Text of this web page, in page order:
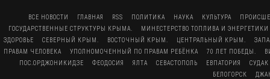
ВСЕ НОВОСТИ ГЛАВНАЯ RSS ПОЛИТИКА НАУКА КУЛЬТУРА
ГОСУДАРСТВЕННЫЕ СТРУКТУРЫ КРЫМА.
МИНЕСТЕРСТВО ТОПЛИВА И
ЗДОРОВЬЕ
СЕВЕРНЫЙ КРЫМ. ВОСТОЧНЫЙ КРЫМ. ЦЕНТРАЛЬНЫЙ КРЫМ.
ПРАВАМ ЧЕЛОВЕКА
УПОЛНОМОЧЕННЫЙ ПО ПРАВАМ РЕБЁНКА 70 ЛЕТ ПОБЕДЫ.
ПОС.ОРДЖОНИКИДЗЕ
ФЕОДОСИЯ ЯЛТА СЕВАСТОПОЛЬ ЕВПАТОРИЯ
СУДАК
БЕЛОГОРСК